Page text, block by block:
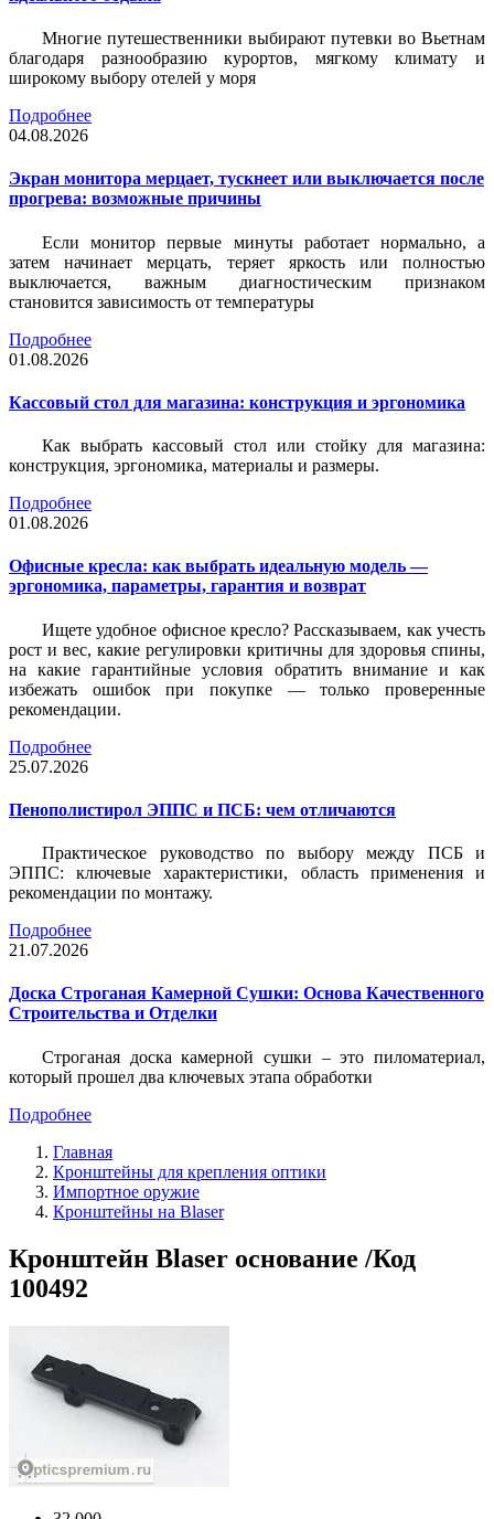
Многие путешественники выбирают путевки во Вьетнам
благодаря разнообразию курортов, мягкому климату и
широкому выбору отелей у моря
Подробнее
04.08.2026
Экран монитора мерцает, тускнеет или выключается после
прогрева: возможные причины
Если монитор первые минуты работает нормально, а
затем начинает мерцать, теряет яркость или полностью
выключается, важным диагностическим признаком
становится зависимость от температуры
Подробнее
01.08.2026
Кассовый стол для магазина: конструкция и эргономика
Как выбрать кассовый стол или стойку для магазина:
конструкция, эргономика, материалы и размеры.
Подробнее
01.08.2026
Офисные кресла: как выбрать идеальную модель —
эргономика, параметры, гарантия и возврат
Ищете удобное офисное кресло? Рассказываем, как учесть
рост и вес, какие регулировки критичны для здоровья спины,
на какие гарантийные условия обратить внимание и как
избежать ошибок при покупке — только проверенные
рекомендации.
Подробнее
25.07.2026
Пенополистирол ЭППС и ПСБ: чем отличаются
Практическое руководство по выбору между ПСБ и
ЭППС: ключевые характеристики, область применения и
рекомендации по монтажу.
Подробнее
21.07.2026
Доска Строганая Камерной Сушки: Основа Качественного
Строительства и Отделки
Строганая доска камерной сушки – это пиломатериал,
который прошел два ключевых этапа обработки
Подробнее
Главная
Кронштейны для крепления оптики
Импортное оружие
Кронштейны на Blaser
Кронштейн Blaser основание /Код
100492